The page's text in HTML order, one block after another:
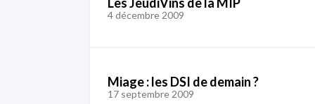
4 décembre 2009
Miage : les DSI de demain ?
17 septembre 2009